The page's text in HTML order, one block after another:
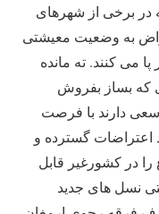
در برخی از شهرهای
به وضعیت معیشتی
می کنند. ته مانده
که بساز بفروش
دارند با فرصت
اعتراضات گسترده و
در کشورغیر قابل
نسل های جدید